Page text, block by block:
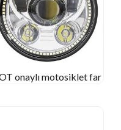
onaylı motosiklet far